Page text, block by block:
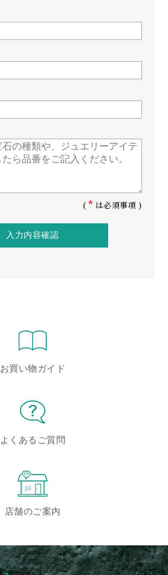
(* は必須事項 )
お買い物ガイド
よくあるご質問
店舗のご案内